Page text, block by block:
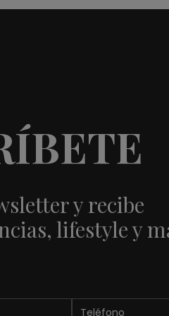
y recibe
lifestyle y